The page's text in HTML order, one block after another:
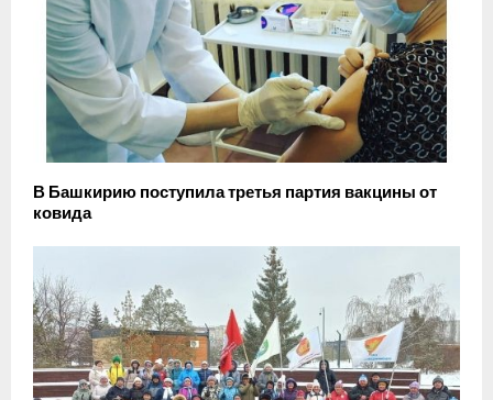
В Башкирию поступила третья партия вакцины от
ковида